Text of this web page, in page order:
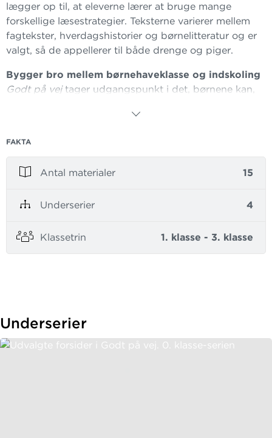
lægger op til, at eleverne lærer at bruge mange
forskellige læsestrategier. Teksterne varierer mellem
fagtekster, hverdagshistorier og børnelitteratur og er
valgt, så de appellerer til både drenge og piger.
Bygger bro mellem børnehaveklasse og indskoling
Godt på vejtager udgangspunkt i det, børnene kan,
bogstavindlæringen, så børnene er godt på vej til
vejtænker læsningen som en helhed og giver god
Anna og Otto er hovedfigurerne i hverdagshistorierne,
legekammerater, naboer og kæledyr. Der er masser af
sjove og originale opgaver, og drengenes behov for
og lære. Lærervejledningerne er inspirationsbøger -
fyldt med input til, hvordan eleverne kan være aktive
FAKTA
Antal materialer 15
Underserier 4
Klassetrin 1. klasse - 3. klasse
Underserier